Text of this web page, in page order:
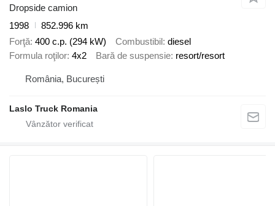
Dropside camion
1998
852.996 km
Forţă 400 c.p. (294 kW) Combustibil diesel
Formula roţilor 4x2 Bară de suspensie resort/resort
România, București
Laslo Truck Romania